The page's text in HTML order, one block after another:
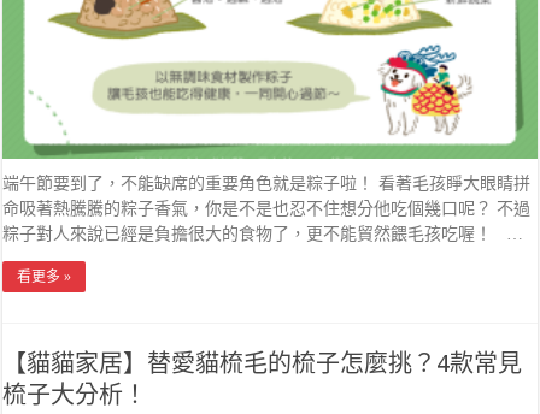
端午節要到了，不能缺席的重要角色就是粽子啦！ 看著毛孩睜大眼睛拼
命吸著熱騰騰的粽子香氣，你是不是也忍不住想分他吃個幾口呢？ 不過
粽子對人來說已經是負擔很大的食物了，更不能貿然餵毛孩吃喔！ …
看更多 »
【貓貓家居】替愛貓梳毛的梳子怎麼挑？4款常見
梳子大分析！